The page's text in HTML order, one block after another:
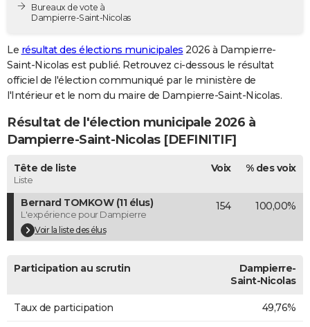
Destinations
City break
Voyage nature
Voyage de noces
Forum
PHOTO
GUIDES D'ACHAT
CARTE DE VOEUX
Carte de Noël
Carte Bonne année
Carte Saint-Valentin
Carte Pâques
Carte d'anniversaire
DICTIONNAIRE
COPAINS D'AVANT
S'inscrire
Se connecter
Lycées
Collèges
Primaires
Universités
Entreprises
Service militaire
Avis de recherche
AVIS DE DÉCÈS
FORUM
Bricolage
Lifestyle
Culture
Sport
Auto
Television
Voyage
Cinema
Bureaux de vote à
Dampierre-Saint-Nicolas
Le résultat des élections municipales 2026 à Dampierre-
Saint-Nicolas est publié. Retrouvez ci-dessous le résultat
officiel de l'élection communiqué par le ministère de
l'Intérieur et le nom du maire de Dampierre-Saint-Nicolas.
Résultat de l'élection municipale 2026 à
Dampierre-Saint-Nicolas [DEFINITIF]
Tête de liste
Liste
Voix % des voix
Bernard TOMKOW (11 élus)
L'expérience pour Dampierre
Voir la liste des élus
154 100,00%
Participation au scrutin
Dampierre-
Saint-Nicolas
Taux de participation 49,76%